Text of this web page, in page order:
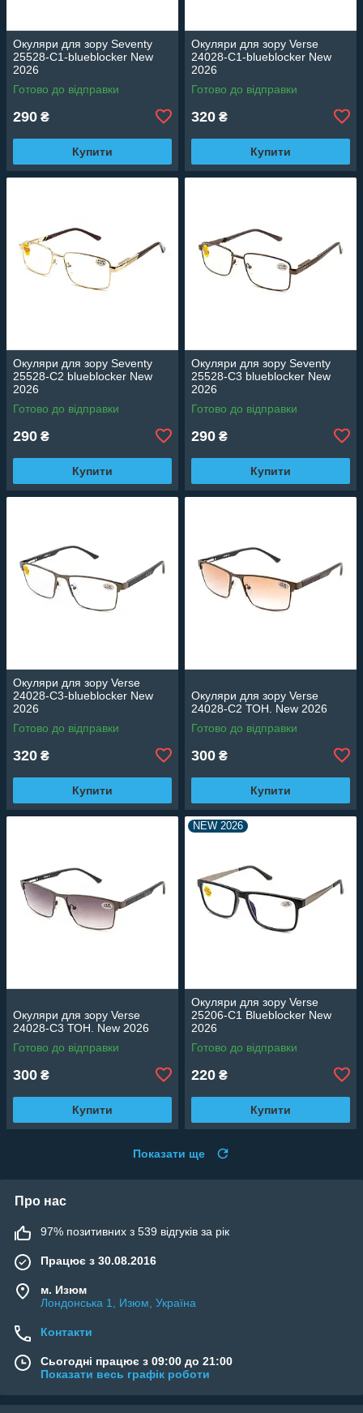
Окуляри для зору Seventy
25528-C1-blueblocker New
2026
Готово до відправки
290 ₴
Купити
Окуляри для зору Verse
24028-C1-blueblocker New
2026
Готово до відправки
320 ₴
Купити
Окуляри для зору Seventy
25528-C2 blueblocker New
2026
Готово до відправки
290 ₴
Купити
Окуляри для зору Seventy
25528-C3 blueblocker New
2026
Готово до відправки
290 ₴
Купити
Окуляри для зору Verse
24028-C3-blueblocker New
2026
Готово до відправки
320 ₴
Купити
Окуляри для зору Verse
24028-C2 ТОН. New 2026
Готово до відправки
300 ₴
Купити
Окуляри для зору Verse
24028-C3 ТОН. New 2026
Готово до відправки
300 ₴
Купити
NEW 2026
Окуляри для зору Verse
25206-C1 Blueblocker New
2026
Готово до відправки
220 ₴
Купити
Показати ще
Про нас
97% позитивних з 539 відгуків за рік
Працює з 30.08.2016
м. Изюм
Лондонська 1, Изюм, Україна
Контакти
Сьогодні працює з 09:00 до 21:00
Показати весь графік роботи